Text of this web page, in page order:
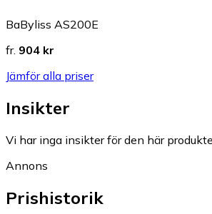
BaByliss AS200E
fr. 904 kr
Jämför alla priser
Insikter
Vi har inga insikter för den här
Annons
Prishistorik